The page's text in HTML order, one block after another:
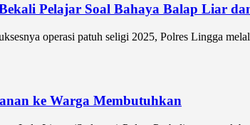
Pelajar Soal Bahaya Balap Liar
operasi patuh seligi 2025, Polres Lingga
ke Warga Membutuhkan